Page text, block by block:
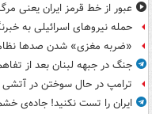
عبور از خط قرمز ایران یعنی
حمله نیروهای اسرائیلی به
«ضربه مغزی» شدن صدها
جنگ در جبهه لبنان بعد از
ترامپ در حال سوختن در
ایران را تست نکنید! جاده‌ی